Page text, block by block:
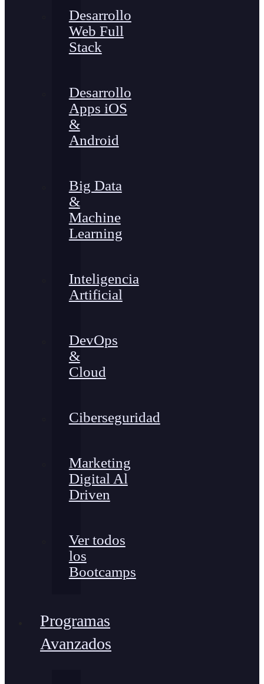
Desarrollo
Web Full
Stack
Desarrollo
Apps iOS
&
Android
Big Data
&
Machine
Learning
Inteligencia
Artificial
DevOps
&
Cloud
Ciberseguridad
Marketing
Digital Al
Driven
Ver todos
los
Bootcamps
Programas
Avanzados